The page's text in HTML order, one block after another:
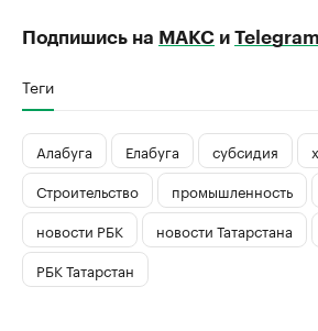
Подпишись на МАКС и Telegram
Теги
Алабуга Елабуга субсидия
Строительство
промышленность
новости РБК
новости Татарстана
РБК Татарстан